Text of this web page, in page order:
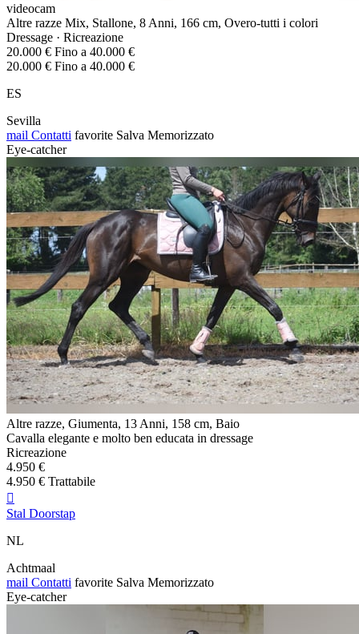
videocam
Altre razze Mix, Stallone, 8 Anni, 166 cm, Overo-tutti i colori
Dressage · Ricreazione
20.000 € Fino a 40.000 €
20.000 € Fino a 40.000 €
ES
Sevilla
mail Contatti favorite Salva Memorizzato
Eye-catcher
Altre razze, Giumenta, 13 Anni, 158 cm, Baio
Cavalla elegante e molto ben educata in dressage
Ricreazione
4.950 €
4.950 € Trattabile

Stal Doorstap
NL
Achtmaal
mail Contatti favorite Salva Memorizzato
Eye-catcher